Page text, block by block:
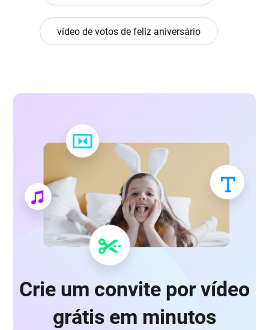
vídeo de votos de feliz aniversário
Crie um convite por vídeo
grátis em minutos